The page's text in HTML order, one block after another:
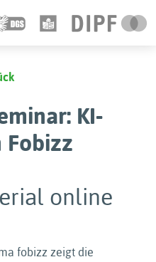
KI-
Fobizz
online
fobizz zeigt die